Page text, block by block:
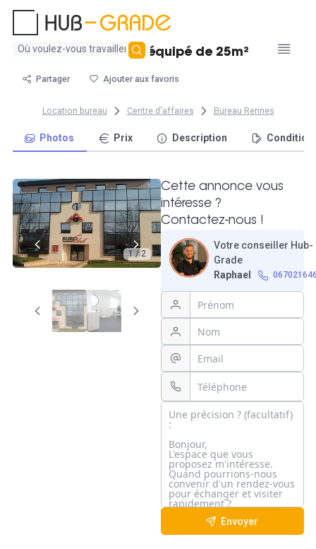
Aucun
trouvé
Bureau tout équipé de 25m²
Partager Ajouter aux favoris
Location bureau Centre d'affaires Bureau Rennes
Photos Prix Description
1 / 2
Cette annonce vous
intéresse ?
Contactez-nous !
Votre conseiller Hub-
Grade
Raphael
Envoyer